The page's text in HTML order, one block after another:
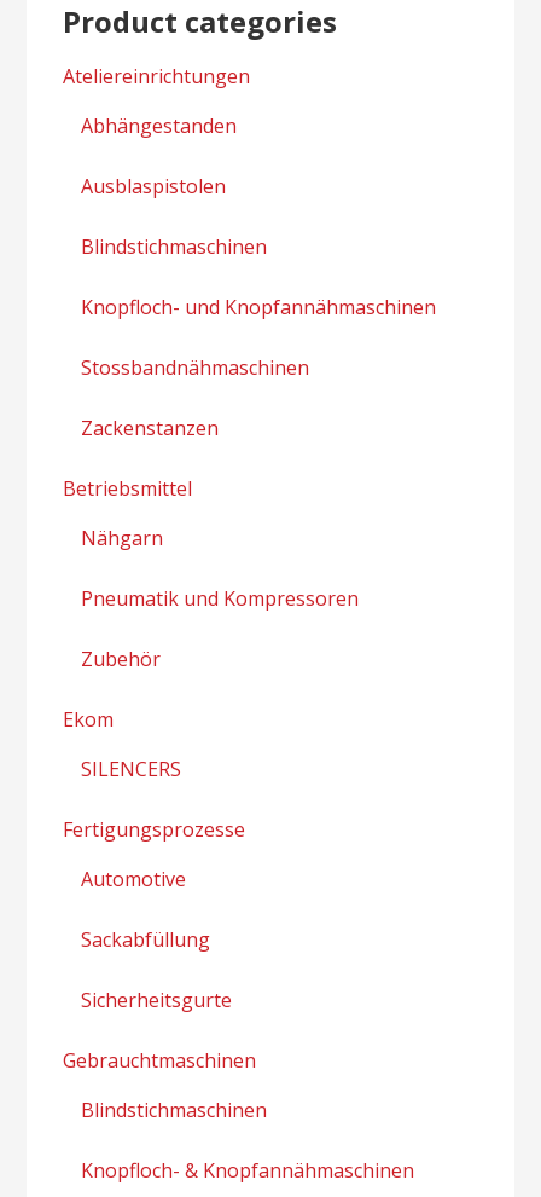
Product categories
Ateliereinrichtungen
Abhängestanden
Ausblaspistolen
Blindstichmaschinen
Knopfloch- und Knopfannähmaschinen
Stossbandnähmaschinen
Zackenstanzen
Betriebsmittel
Nähgarn
Pneumatik und Kompressoren
Zubehör
Ekom
SILENCERS
Fertigungsprozesse
Automotive
Sackabfüllung
Sicherheitsgurte
Gebrauchtmaschinen
Blindstichmaschinen
Knopfloch- & Knopfannähmaschinen